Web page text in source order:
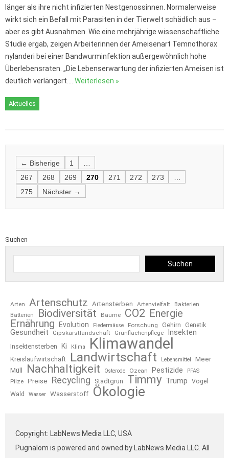
länger als ihre nicht infizierten Nestgenossinnen. Normalerweise
wirkt sich ein Befall mit Parasiten in der Tierwelt schädlich aus –
aber es gibt Ausnahmen. Wie eine mehrjährige wissenschaftliche
Studie ergab, zeigen Arbeiterinnen der Ameisenart Temnothorax
nylanderi bei einer Bandwurminfektion außergewöhnlich hohe
Überlebensraten. „Die Lebenserwartung der infizierten Ameisen ist
deutlich verlängert.… Weiterlesen »
Aktuelles
Posts
navigation
← Bisherige 1
267
268 269 270 271 272 273
275
Nächster →
Suchen
Suchen
Arten Artenschutz Artensterben Artenvielfalt
Bakterien
Batterien
Biodiversität Bäume CO2 Energie
Ernährung
Evolution Fledermäuse Forschung Gehirn Genetik
Gesundheit Gipskarstlandschaft Grünflächenpflege Insekten
Insektensterben Ki Klima Klimawandel
Kreislaufwirtschaft Landwirtschaft Lebensmittel
Meer
Müll
Nachhaltigkeit Osterode Ozean Pestizide PFAS
Pilze Preise Recycling Stadtgrün Timmy Trump
Vögel
Wald
Wasser Wasserstoff Ökologie
Copyright: LabNews Media LLC, USA
Pugnalom is powered and owned by LabNews Media LLC. All